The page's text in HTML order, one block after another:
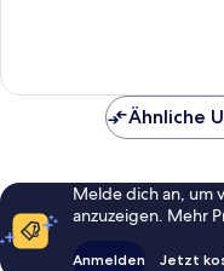
Ähnliche
Melde dich an, um
anzuzeigen. Mehr
Anmelden Jetzt